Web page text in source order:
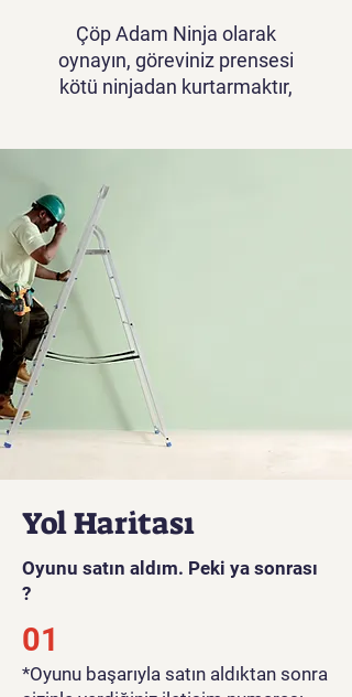
Çöp Adam Ninja olarak
oynayın, göreviniz prensesi
kötü ninjadan kurtarmaktır,
kırmak için shurikeni fırlatarak
Yol Haritası
Oyunu satın aldım. Peki ya sonrası
?
01
*Oyunu başarıyla satın aldıktan sonra